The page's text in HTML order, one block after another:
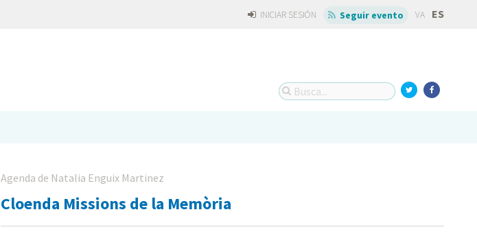
INICIAR SESIÓN Seguir evento VA ES
Agenda de Natalia Enguix Martinez
Cloenda Missions de la Memòria